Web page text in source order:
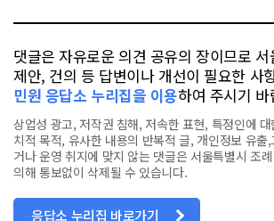
댓글은 자유로운 의견 공유의 장이므로
제안, 건의 등 답변이나 개선이 필요한 사
민원 응답소 누리집을 이용하여 주시기 바
상업성 광고, 저작권 침해, 저속한 표현, 특정인에
치적 목적, 유사한 내용의 반복적 글, 개인정보 유출
거나 운영 취지에 맞지 않는 댓글은 서울특별시 조
의해 통보없이 삭제될 수 있습니다.
응답소 누리집 바로가기